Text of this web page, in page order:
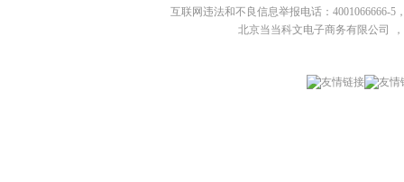
互联网违法和不良信息举报电话：4001066666-5
北京当当科文电子商务有限公司